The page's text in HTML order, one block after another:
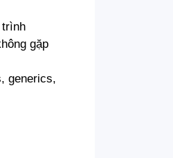
gặp
generics,